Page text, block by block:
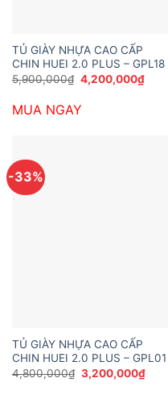
TỦ GIÀY NHỰA CAO CẤP
CHIN HUEI 2.0 PLUS – GPL18
5,900,000₫ Giá
gốc
5,900,000₫.
4,200,000₫Giá
hiện
MUA NGAY
-33%
TỦ GIÀY NHỰA CAO CẤP
CHIN HUEI 2.0 PLUS – GPL01
4,800,000₫ Giá
gốc
3,200,000₫Giá
hiện